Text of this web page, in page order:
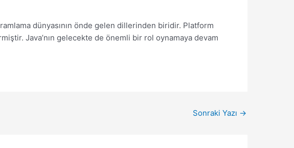
dünyasının önde gelen dillerinden biridir. Platform
Java’nın gelecekte de önemli bir rol oynamaya devam
Sonraki Yazı →